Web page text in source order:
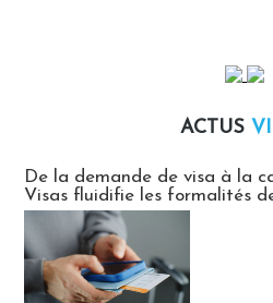
ACTUS
De la demande de visa à la
Visas fluidifie les formalités